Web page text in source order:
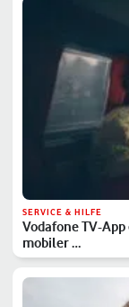
SERVICE & HILFE
Vodafone TV-
mobiler …